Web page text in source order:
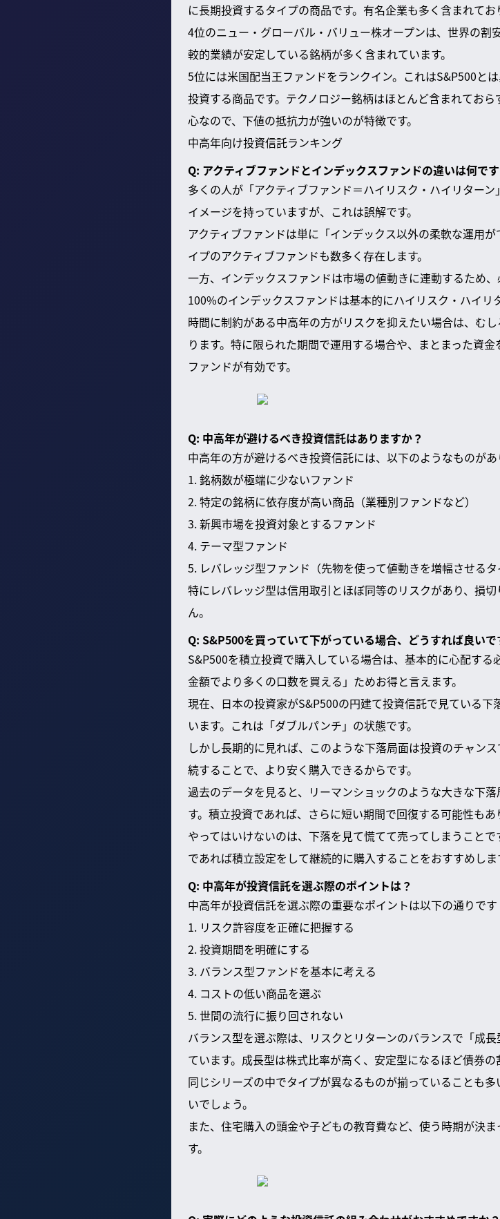
に長期投資するタイプの商品です。有名企業も多く含まれてお
4位のニュー・グローバル・バリュー株オープンは、世界の割
較的業績が安定している銘柄が多く含まれています。
5位には米国配当王ファンドをランクイン。これはS&P500と
投資する商品です。テクノロジー銘柄はほとんど含まれてお
心なので、下値の抵抗力が強いのが特徴です。
中高年向け投資信託ランキング
Q: アクティブファンドとインデックスファンドの違いは何で
多くの人が「アクティブファンド＝ハイリスク・ハイリター
イメージを持っていますが、これは誤解です。
アクティブファンドは単に「インデックス以外の柔軟な運用
イプのアクティブファンドも数多く存在します。
一方、インデックスファンドは市場の値動きに連動するため
100%のインデックスファンドは基本的にハイリスク・ハイリ
時間に制約がある中高年の方がリスクを抑えたい場合は、む
ります。特に限られた期間で運用する場合や、まとまった資
ファンドが有効です。
Q: 中高年が避けるべき投資信託はありますか？
中高年の方が避けるべき投資信託には、以下のようなものがあ
1. 銘柄数が極端に少ないファンド
2. 特定の銘柄に依存度が高い商品（業種別ファンドなど）
3. 新興市場を投資対象とするファンド
4. テーマ型ファンド
5. レバレッジ型ファンド（先物を使って値動きを増幅させるタ
特にレバレッジ型は信用取引とほぼ同等のリスクがあり、損
ん。
Q: S&P500を買っていて下がっている場合、どうすれば良いで
S&P500を積立投資で購入している場合は、基本的に心配す
金額でより多くの口数を買える」ためお得と言えます。
現在、日本の投資家がS&P500の円建て投資信託で見ている
います。これは「ダブルパンチ」の状態です。
しかし長期的に見れば、このような下落局面は投資のチャン
続することで、より安く購入できるからです。
過去のデータを見ると、リーマンショックのような大きな下
す。積立投資であれば、さらに短い期間で回復する可能性もあ
やってはいけないのは、下落を見て慌てて売ってしまうこと
であれば積立設定をして継続的に購入することをおすすめしま
Q: 中高年が投資信託を選ぶ際のポイントは？
中高年が投資信託を選ぶ際の重要なポイントは以下の通りです
1. リスク許容度を正確に把握する
2. 投資期間を明確にする
3. バランス型ファンドを基本に考える
4. コストの低い商品を選ぶ
5. 世間の流行に振り回されない
バランス型を選ぶ際は、リスクとリターンのバランスで「成
ています。成長型は株式比率が高く、安定型になるほど債券の
同じシリーズの中でタイプが異なるものが揃っていることも
いでしょう。
また、住宅購入の頭金や子どもの教育費など、使う時期が決
す。